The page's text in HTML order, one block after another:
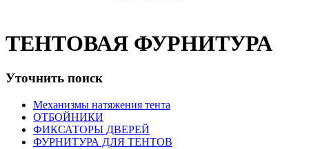
ТЕНТОВАЯ ФУРНИТУРА
Уточнить поиск
Механизмы натяжения тента
ОТБОЙНИКИ
ФИКСАТОРЫ ДВЕРЕЙ
ФУРНИТУРА ДЛЯ ТЕНТОВ